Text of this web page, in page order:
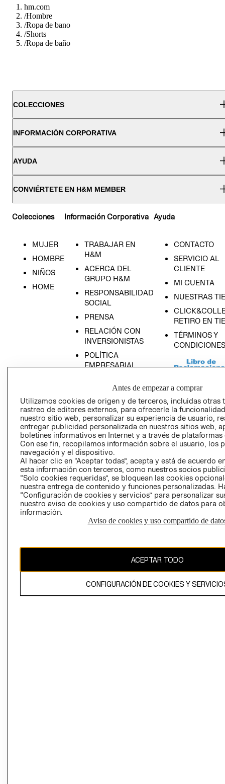
hm.com
/Hombre
/Ropa de bano
/Shorts
/Ropa de baño
COLECCIONES
INFORMACIÓN CORPORATIVA
AYUDA
CONVIÉRTETE EN H&M MEMBER
Colecciones
MUJER
HOMBRE
NIÑOS
HOME
Información Corporativa
TRABAJAR EN
H&M
ACERCA DEL
GRUPO H&M
RESPONSABILIDAD
SOCIAL
PRENSA
RELACIÓN CON
INVERSIONISTAS
POLÍTICA
EMPRESARIAL
Ayuda
CONTACTO
SERVICIO AL
CLIENTE
MI CUENTA
NUESTRAS
RETIRO EN
TÉRMINOS Y
CONDICIONES
AVISO DE
PRIVACIDAD
GIFT CARD
El contenido de esta página web está protegido por copyright y es
Antes de empezar a comprar
Utilizamos cookies de origen y de terceros, incluidas otras
rastreo de editores externos, para ofrecerle la
nuestro sitio web, personalizar su experiencia de usuario,
entregar publicidad personalizada en nuestros sitios web,
boletines informativos en Internet y a través de plataformas
Con ese fin, recopilamos información sobre el usuario, los
navegación y el dispositivo.
Al hacer clic en “Aceptar todas”, acepta y está de acuerdo
esta información con terceros, como nuestros socios
“Solo cookies requeridas”, se bloquean las cookies
nuestra entrega de contenido y funciones personalizadas.
“Configuración de cookies y servicios” para personalizar
nuestro aviso de cookies y uso compartido de datos para
información.
Aviso de cookies y uso compartido de
ACEPTAR TODO
CONFIGURACIÓN DE COOKIES Y